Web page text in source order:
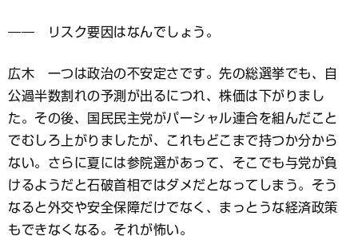
―― リスク要因はなんでしょう。
広木 一つは政治の不安定さです。先の総選挙でも、自
公過半数割れの予測が出るにつれ、株価は下がりまし
た。その後、国民民主党がパーシャル連合を組んだこと
でむしろ上がりましたが、これもどこまで持つか分から
ない。さらに夏には参院選があって、そこでも与党が負
けるようだと石破首相ではダメだとなってしまう。そう
なると外交や安全保障だけでなく、まっとうな経済政策
もできなくなる。それが怖い。